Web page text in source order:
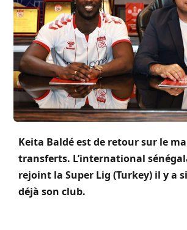
Keita Baldé est de retour sur le
transferts. L’international
rejoint la Super Lig (Turkey) il y a
déjà son club.